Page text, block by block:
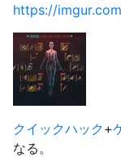
https://
クイックハック+
なる。